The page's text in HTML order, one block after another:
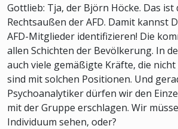
Gottlieb: Tja, der Björn Höcke. Das ist
Rechtsaußen der AFD. Damit kannst
AFD-Mitglieder identifizieren! Die
allen Schichten der Bevölkerung. In
auch viele gemäßigte Kräfte, die
sind mit solchen Positionen. Und
Psychoanalytiker dürfen wir den
mit der Gruppe erschlagen. Wir
Individuum sehen, oder?